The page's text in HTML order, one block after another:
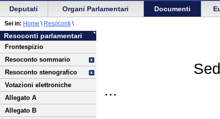
Menu
di
ausilio
alla
navigazione
Vai
Menu
di
navigazione
principale
Menu
di
navigazione
principale
Vai
menu
di
sezione
Deputati Organi Parlamentari Documenti
Vai
al
contenuto
Resoconti parlamentari
Frontespizio
Resoconto sommario
Resoconto stenografico
Votazioni elettroniche
Allegato A
Allegato B
Sei in: Home \ Resoconti \
...